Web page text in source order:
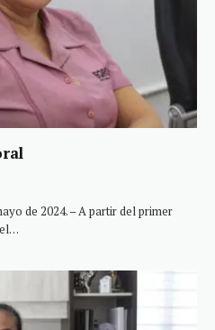
de 2024. – A partir del primer